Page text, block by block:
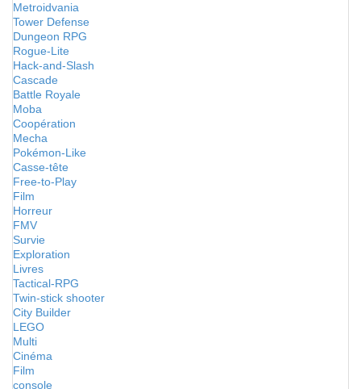
Metroidvania
Tower Defense
Dungeon RPG
Rogue-Lite
Hack-and-Slash
Cascade
Battle Royale
Moba
Coopération
Mecha
Pokémon-Like
Casse-tête
Free-to-Play
Film
Horreur
FMV
Survie
Exploration
Livres
Tactical-RPG
Twin-stick shooter
City Builder
LEGO
Multi
Cinéma
Film
console